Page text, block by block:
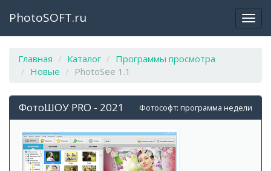
PhotoSOFT.ru
Главная Каталог
Программы просмотра
Новые
PhotoSee 1.1
Фотософт: программа недели
ФотоШОУ PRO - 2021